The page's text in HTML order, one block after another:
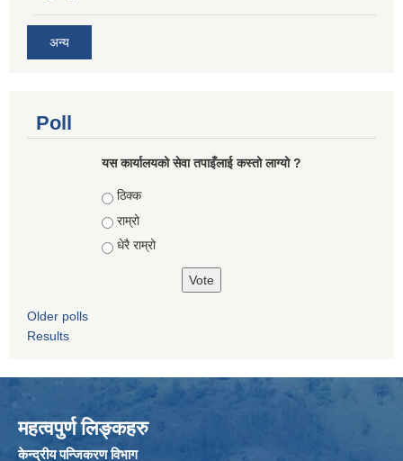
अन्य
Poll
यस कार्यालयको सेवा तपाइँलाई कस्तो लाग्यो ?
Choices
ठिक्क
राम्रो
धेरै राम्रो
Older polls
Results
महत्वपुर्ण लिङ्कहरु
केन्द्रीय पन्जिकरण विभाग